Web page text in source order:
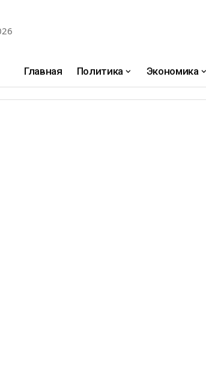
Главная Политика Экономика